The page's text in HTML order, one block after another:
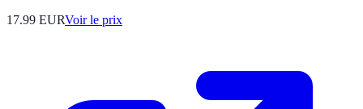
17.99 EURVoir le prix